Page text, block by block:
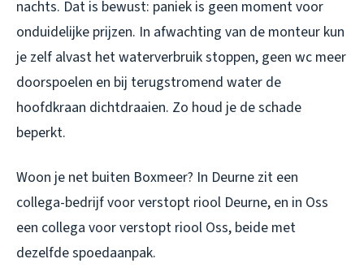
nachts. Dat is bewust: paniek is geen moment voor
onduidelijke prijzen. In afwachting van de monteur kun
je zelf alvast het waterverbruik stoppen, geen wc meer
doorspoelen en bij terugstromend water de
hoofdkraan dichtdraaien. Zo houd je de schade
beperkt.
Woon je net buiten Boxmeer? In Deurne zit een
collega-bedrijf voorverstopt riool Deurne, en in Oss
een collega voorverstopt riool Oss, beide met
dezelfde spoedaanpak.